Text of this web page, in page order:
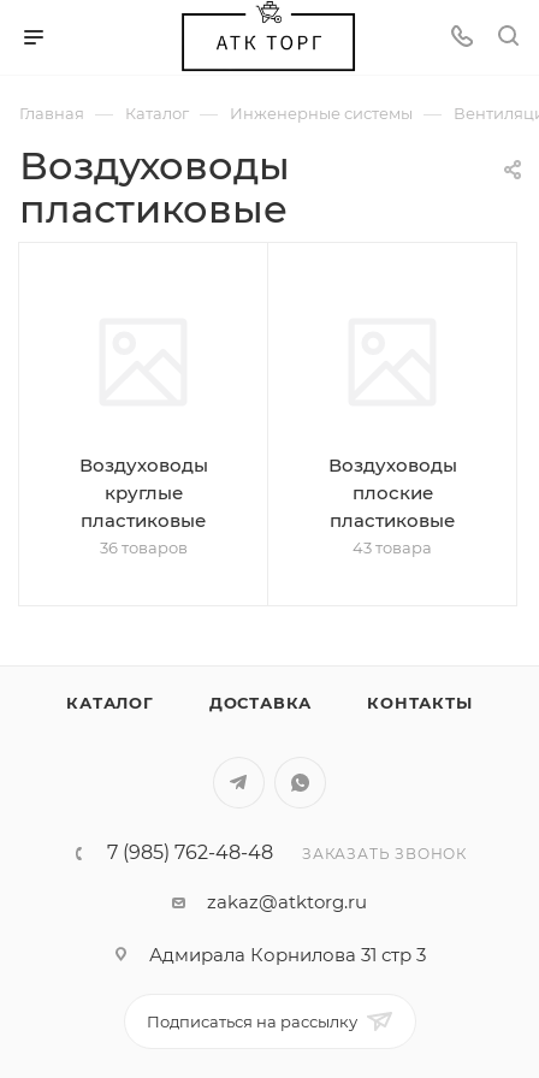
Главная — Каталог — Инженерные системы —
Воздуховоды
пластиковые
Воздуховоды
круглые
пластиковые
36 товаров
Воздуховоды
плоские
пластиковые
43 товара
КАТАЛОГ ДОСТАВКА КОНТАКТЫ
7 (985) 762-48-48 ЗАКАЗАТЬ ЗВОНОК
zakaz@atktorg.ru
Адмирала Корнилова 31 стр 3
Подписаться на рассылку